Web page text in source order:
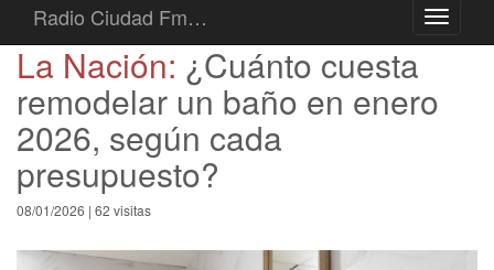
Toggle
Radio Ciudad Fm…
La Nación: ¿Cuánto cuesta
remodelar un baño en enero
2026, según cada
presupuesto?
08/01/2026 | 62 visitas